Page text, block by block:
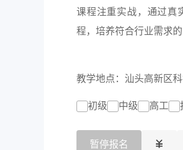
课程注重实战，通过真
程，培养符合行业需求
教学地点：汕头高新区
初级 中级 高工
暂停报名